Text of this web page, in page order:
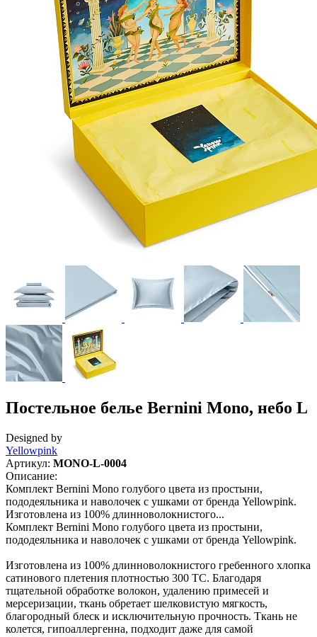
Постельное белье Bernini Mono, небо L
Designed by
Yellowpink
Артикул: MONO-L-0004
Описание:
Комплект Bernini Mono голубого цвета из простыни,
пододеяльника и наволочек с ушками от бренда Yellowpink.
Изготовлена из 100% длинноволокнистого...
Комплект Bernini Mono голубого цвета из простыни,
пододеяльника и наволочек с ушками от бренда Yellowpink.
Изготовлена из 100% длинноволокнистого гребенного хлопка
сатинового плетения плотностью 300 TC. Благодаря
тщательной обработке волокон, удалению примесей и
мерсеризации, ткань обретает шелковистую мягкость,
благородный блеск и исключительную прочность. Ткань не
колется, гипоаллергенна, подходит даже для самой